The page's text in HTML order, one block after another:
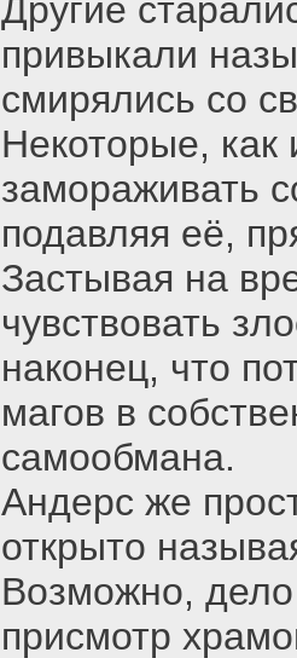
Другие
привыкали
смирялись со
Некоторые,
замораживать
подавляя её,
Застывая на
чувствовать
наконец, что
магов в
самообмана.
Андерс же
открыто
Возможно,
присмотр